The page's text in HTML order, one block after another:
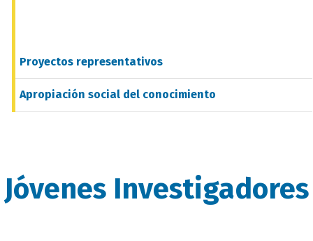
Proyectos representativos
Apropiación social del conocimiento
Jóvenes Investigadores